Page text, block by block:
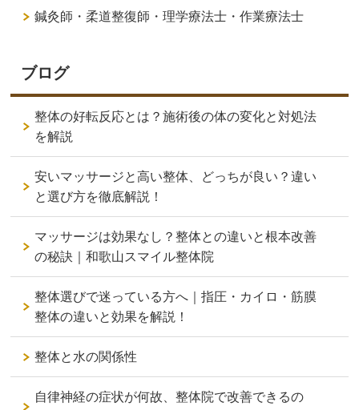
鍼灸師・柔道整復師・理学療法士・作業療法士
ブログ
整体の好転反応とは？施術後の体の変化と対処法
を解説
安いマッサージと高い整体、どっちが良い？違い
と選び方を徹底解説！
マッサージは効果なし？整体との違いと根本改善
の秘訣｜和歌山スマイル整体院
整体選びで迷っている方へ｜指圧・カイロ・筋膜
整体の違いと効果を解説！
整体と水の関係性
自律神経の症状が何故、整体院で改善できるの